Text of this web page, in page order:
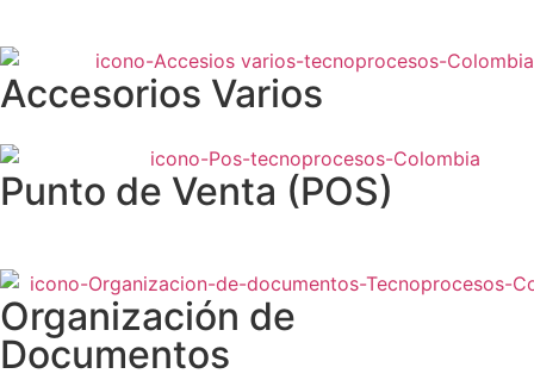
Accesorios Varios
Punto de Venta (POS)
Organización de
Documentos